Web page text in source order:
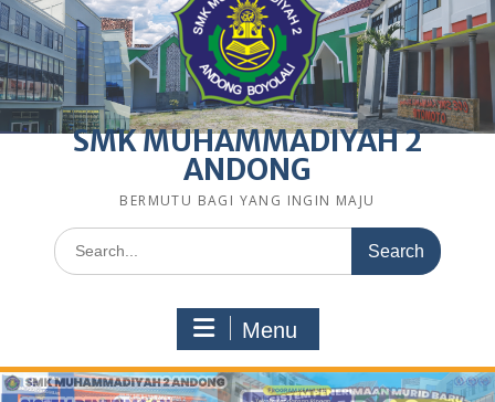
SMK MUHAMMADIYAH 2
ANDONG
BERMUTU BAGI YANG INGIN MAJU
Search
for:
Menu